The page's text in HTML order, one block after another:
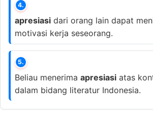
4.
apresiasi dari orang lain dapat
motivasi kerja seseorang.
5.
Beliau menerima apresiasi atas
dalam bidang literatur Indonesia.